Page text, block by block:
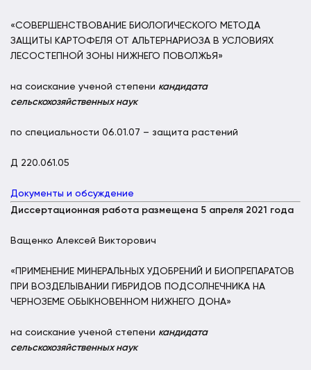
«СОВЕРШЕНСТВОВАНИЕ БИОЛОГИЧЕСКОГО МЕТОДА
ЗАЩИТЫ КАРТОФЕЛЯ ОТ АЛЬТЕРНАРИОЗА В УСЛОВИЯХ
ЛЕСОСТЕПНОЙ ЗОНЫ НИЖНЕГО ПОВОЛЖЬЯ»
на соискание ученой степени кандидата
сельскохозяйственных наук
по специальности 06.01.07 – защита растений
Д 220.061.05
Документы и обсуждение
Диссертационная работа размещена 5 апреля 2021 года
Ващенко Алексей Викторович
«ПРИМЕНЕНИЕ МИНЕРАЛЬНЫХ УДОБРЕНИЙ И БИОПРЕПАРАТОВ
ПРИ ВОЗДЕЛЫВАНИИ ГИБРИДОВ ПОДСОЛНЕЧНИКА НА
ЧЕРНОЗЕМЕ ОБЫКНОВЕННОМ НИЖНЕГО ДОНА»
на соискание ученой степени кандидата
сельскохозяйственных наук